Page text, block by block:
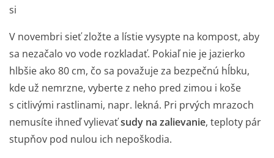
si
V novembri sieť zložte a lístie vysypte na kompost, aby
sa nezačalo vo vode rozkladať. Pokiaľ nie je jazierko
hlbšie ako 80 cm, čo sa považuje za bezpečnú hĺbku,
kde už nemrzne, vyberte z neho pred zimou i koše
s citlivými rastlinami, napr. lekná. Pri prvých mrazoch
nemusíte ihneď vylievaťsudy na zalievanie, teploty pár
stupňov pod nulou ich nepoškodia.